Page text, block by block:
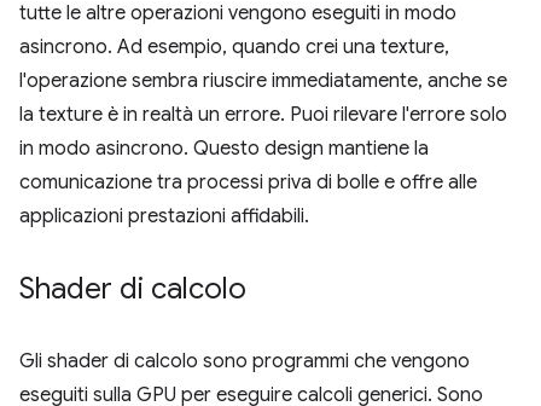
tutte le altre operazioni vengono eseguiti in modo
asincrono. Ad esempio, quando crei una texture,
l'operazione sembra riuscire immediatamente, anche se
la texture è in realtà un errore. Puoi rilevare l'errore solo
in modo asincrono. Questo design mantiene la
comunicazione tra processi priva di bolle e offre alle
applicazioni prestazioni affidabili.
Shader di calcolo
Gli shader di calcolo sono programmi che vengono
eseguiti sulla GPU per eseguire calcoli generici. Sono